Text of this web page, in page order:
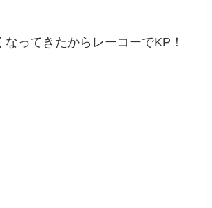
ってきたからレーコーでKP！